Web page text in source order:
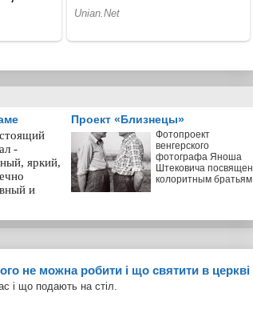
-
яркий,
и
Проект «Близнецы»
Фотопроект
венгерского
фотографа Яноша
Штековича посвящен
колоритным братьям
не можна робити і що святити в церкві
і що подають на стіл.